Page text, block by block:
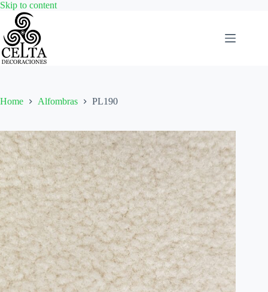
Skip to contentSkip
Home Alfombras PL190